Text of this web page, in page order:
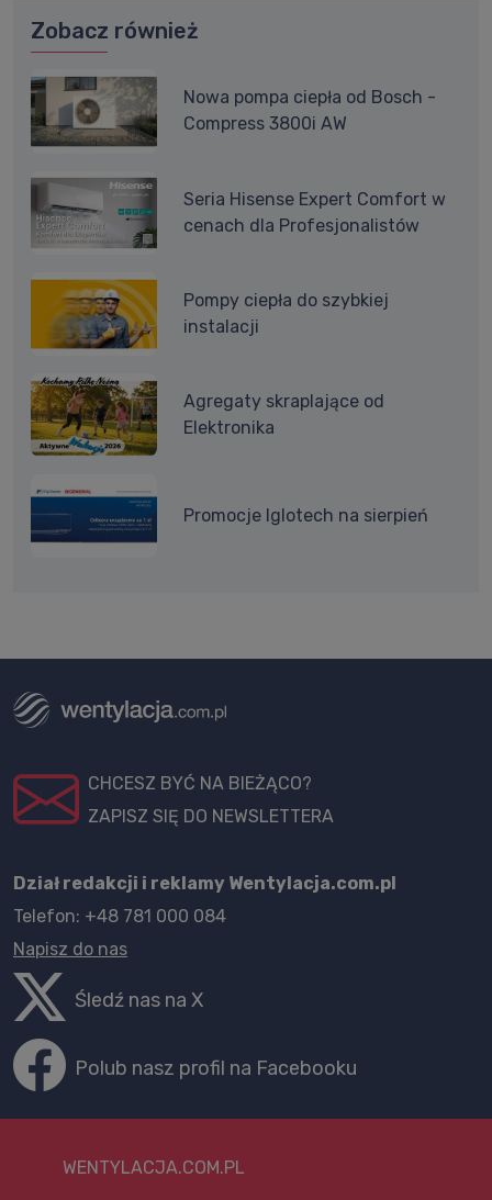
Zobacz również
Nowa pompa ciepła od Bosch -
Compress 3800i AW
Seria Hisense Expert Comfort w
cenach dla Profesjonalistów
Pompy ciepła do szybkiej
instalacji
Agregaty skraplające od
Elektronika
Promocje Iglotech na sierpień
CHCESZ BYĆ NA BIEŻĄCO?
ZAPISZ SIĘ DO NEWSLETTERA
Dział redakcji i reklamy Wentylacja.com.pl
Telefon: +48 781 000 084
Napisz do nas
Śledź nas na X
Polub nasz profil na Facebooku
WENTYLACJA.COM.PL